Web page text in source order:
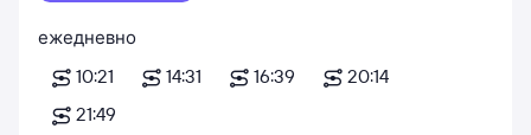
ежедневно
10:21
14:31 16:39
20:14
21:49